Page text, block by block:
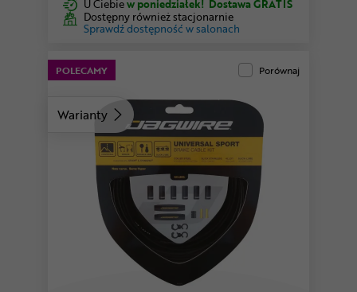
U Ciebiew poniedziałek! Dostawa GRATIS
Dostępny również stacjonarnie
Sprawdź dostępność w salonach
Warianty
POLECAMY Porównaj